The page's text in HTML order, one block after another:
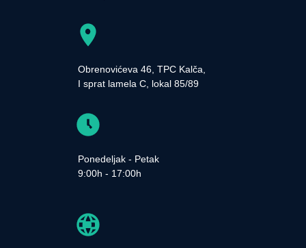
Obrenovićeva 46, TPC Kalča,
I sprat lamela C, lokal 85/89
Ponedeljak - Petak
9:00h - 17:00h